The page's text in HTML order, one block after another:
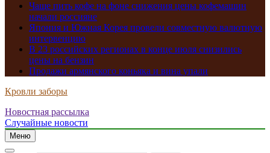
Чаще пить кофе на фоне снижения цены кофемашин
начали россияне
Япония и Южная Корея провели совместную валютную
интервенцию
В 23 российских регионах в конце июля снизились
цены на бензин
Продажи армянского коньяка и вина упали
Кровли заборы
Новостная рассылка
Случайные новости
Меню